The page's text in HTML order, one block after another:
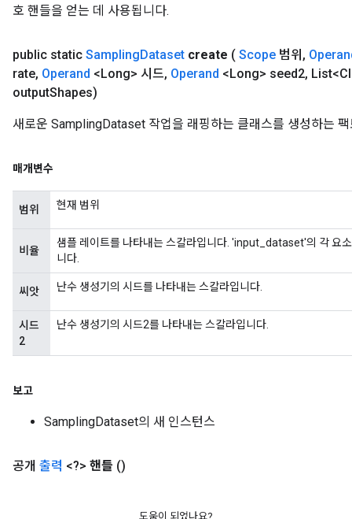
호 핸들을 얻는 데 사용됩니다.
public static SamplingDataset create ( Scope 범위 ,
rate, Operand <Long> 시드, Operand <Long> seed2,
outputShapes)
새로운 SamplingDataset 작업을 래핑하는 클래스를 생성하는
매개변수
범위 현재 범위
비율
샘플 레이트를 나타내는 스칼라입니다. 'input_dataset'의 각 요
니다.
씨앗 난수 생성기의 시드를 나타내는 스칼라입니다.
시드
2
난수 생성기의 시드2를 나타내는 스칼라입니다.
보고
SamplingDataset의 새 인스턴스
공개 출력 <?> 핸들 ()
도움이 되었나요?